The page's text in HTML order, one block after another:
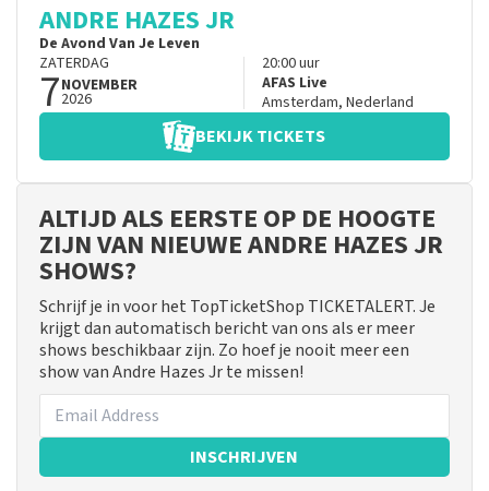
ANDRE HAZES JR
De Avond Van Je Leven
ZATERDAG
7NOVEMBER
2026
20:00uur
AFAS Live
Amsterdam, Nederland
BEKIJK TICKETS
ALTIJD ALS EERSTE OP DE HOOGTE
ZIJN VAN NIEUWE ANDRE HAZES JR
SHOWS?
Schrijf je in voor het TopTicketShop TICKETALERT. Je
krijgt dan automatisch bericht van ons als er meer
shows beschikbaar zijn. Zo hoef je nooit meer een
show van Andre Hazes Jr te missen!
INSCHRIJVEN